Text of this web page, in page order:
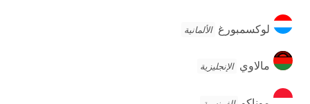
لوكسمبورغ
لوكسمبورغ الألمانية
مالاوي
مالاوي الإنجليزية
موناكو